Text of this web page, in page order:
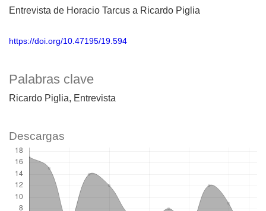
Palabras clave
Ricardo Piglia Entrevista
Entrevista de Horacio Tarcus a Ricardo Piglia
https://doi.org/10.47195/19.594
Descargas